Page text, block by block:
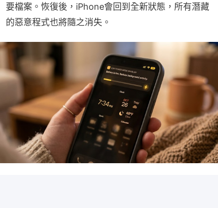
要檔案。恢復後，iPhone會回到全新狀態，所有潛藏
的惡意程式也將隨之消失。